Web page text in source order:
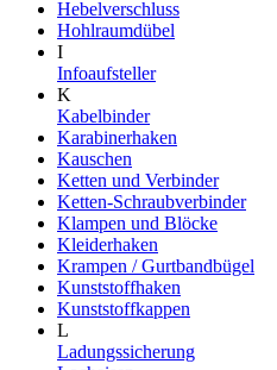
Hebelverschluss
Hohlraumdübel
I
Infoaufsteller
K
Kabelbinder
Karabinerhaken
Kauschen
Ketten und Verbinder
Ketten-Schraubverbinder
Klampen und Blöcke
Kleiderhaken
Krampen / Gurtbandbügel
Kunststoffhaken
Kunststoffkappen
L
Ladungssicherung